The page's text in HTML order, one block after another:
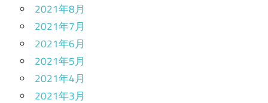
2021年8月
2021年7月
2021年6月
2021年5月
2021年4月
2021年3月